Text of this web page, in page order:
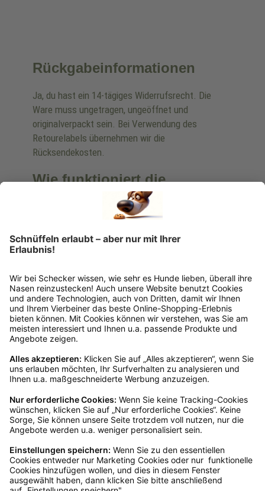
Rückgabeinformationen
Ja, du hast ein 14-tägiges Widerrufsrecht. Die
Ware muss ungetragen, ungeöffnet und
originalverpackt sein. Bei Verwendung des
Retourelabels übernehmen wir die
Rücksendekosten.
Wie funktioniert die
Rücksendung?
findest du online. Verpacke die Artikel
anschließend sicher und klebe das
dir in deinem Kundenkonto anfordern. Hast du als
Gast bestellt, schreibe uns eine Email an
verkauf@schecker.de oder rufe zu unseren
Servicezeiten an, dann lassen wir dir ein
Rücksendeetikett zukommen.
Kundenservice
Mo – Fr 9 – 17 Uhr, Sa 9 – 13 Uhr
Ruf uns an